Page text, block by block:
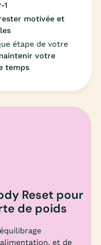
1
motivée et
étape de votre
votre
temps
Reset pour
de poids
et de